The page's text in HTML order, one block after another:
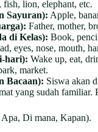
fish, lion, elephant, etc.
Sayuran): Apple,
Father, mother,
di Kelas): Book,
eyes, nose, mouth,
hari): Wake up, eat,
market.
Bacaan): Siswa akan
yang sudah familiar.
Di mana, Kapan).